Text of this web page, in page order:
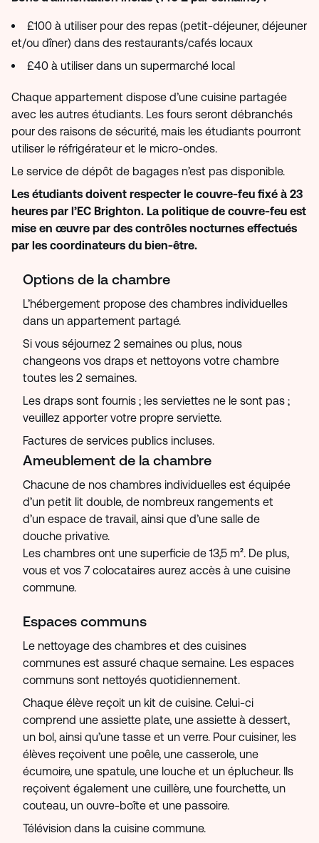
£100 à utiliser pour des repas (petit-déjeuner, déjeuner
et/ou dîner) dans des restaurants/cafés locaux
£40 à utiliser dans un supermarché local
Chaque appartement dispose d’une cuisine partagée
avec les autres étudiants. Les fours seront débranchés
pour des raisons de sécurité, mais les étudiants pourront
utiliser le réfrigérateur et le micro-ondes.
Le service de dépôt de bagages n’est pas disponible.
Les étudiants doivent respecter le couvre-feu fixé à 23
heures par l’EC Brighton. La politique de couvre-feu est
mise en œuvre par des contrôles nocturnes effectués
par les coordinateurs du bien-être.
Options de la chambre
L’hébergement propose des chambres individuelles
dans un appartement partagé.
Si vous séjournez 2 semaines ou plus, nous
changeons vos draps et nettoyons votre chambre
toutes les 2 semaines.
Les draps sont fournis ; les serviettes ne le sont pas ;
veuillez apporter votre propre serviette.
Factures de services publics incluses.
Ameublement de la chambre
Chacune de nos chambres individuelles est équipée
d’un petit lit double, de nombreux rangements et
d’un espace de travail, ainsi que d’une salle de
douche privative.
Les chambres ont une superficie de 13,5 m². De plus,
vous et vos 7 colocataires aurez accès à une cuisine
commune.
Espaces communs
Le nettoyage des chambres et des cuisines
communes est assuré chaque semaine. Les espaces
communs sont nettoyés quotidiennement.
Chaque élève reçoit un kit de cuisine. Celui-ci
comprend une assiette plate, une assiette à dessert,
un bol, ainsi qu’une tasse et un verre. Pour cuisiner, les
élèves reçoivent une poêle, une casserole, une
écumoire, une spatule, une louche et un éplucheur. Ils
reçoivent également une cuillère, une fourchette, un
couteau, un ouvre-boîte et une passoire.
Télévision dans la cuisine commune.